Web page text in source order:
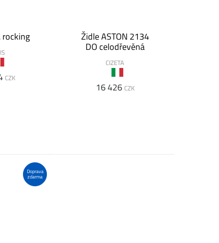
rocking
CZK
Židle ASTON 2134
DO celodřevěná
CIZETA
16 426 CZK
Doprava
zdarma